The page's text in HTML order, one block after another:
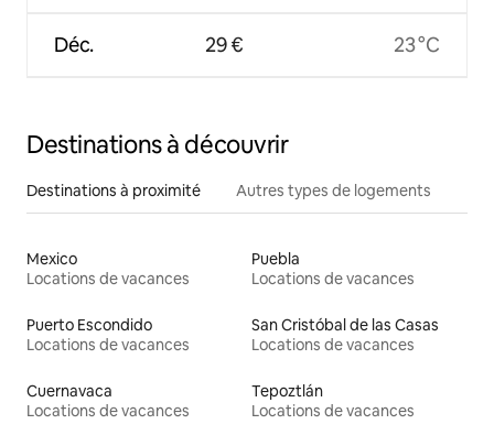
Déc. 29 € 23 °C
Destinations à découvrir
Destinations à proximité Autres types de logements
Mexico
Locations de vacances
Puebla
Locations de vacances
Puerto Escondido
Locations de vacances
San Cristóbal de las Casas
Locations de vacances
Cuernavaca
Locations de vacances
Tepoztlán
Locations de vacances